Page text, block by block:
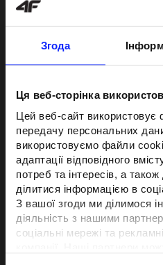
Згода
Ця веб-сторінка
Цей веб-сайт
передачу персональних
використовуємо файли
адаптації відповідного
потреб та інтересів, а
ділитися інформацією в
З вашої згоди ми ділимося
діяльність з нашими
соціальні мережі та